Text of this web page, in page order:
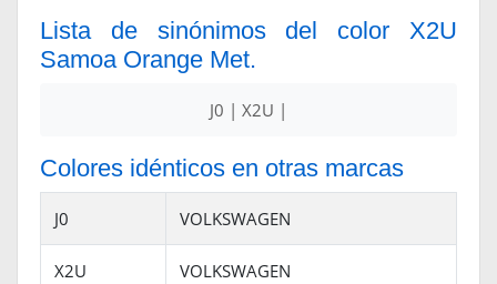
Lista de sinónimos del color X2U
Samoa Orange Met.
J0 | X2U |
Colores idénticos en otras marcas
J0 VOLKSWAGEN
X2U VOLKSWAGEN